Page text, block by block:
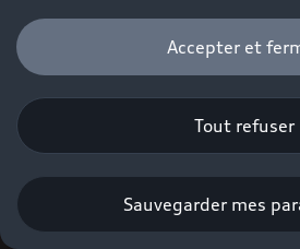
Accepter et
Tout refuser
Sauvegarder mes